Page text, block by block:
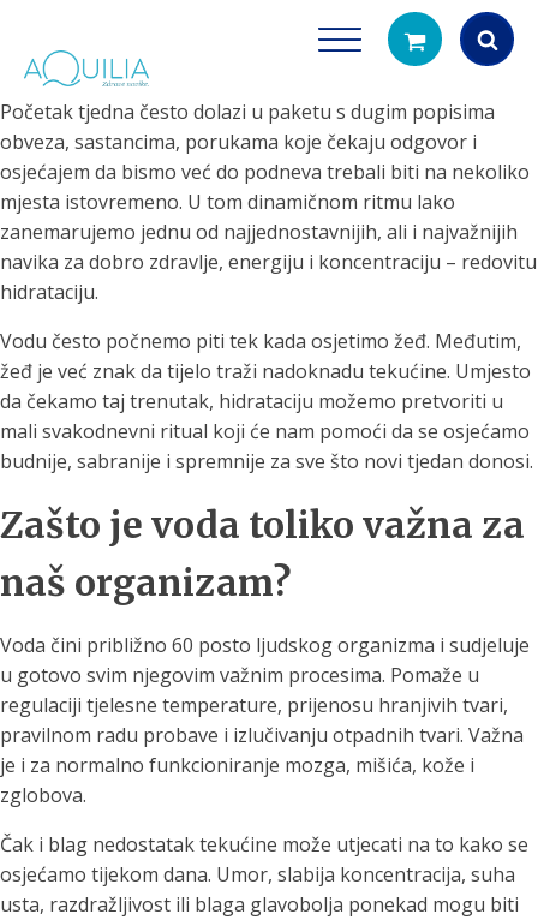
Products
search
Početak tjedna često dolazi u paketu s dugim popisima
obveza, sastancima, porukama koje čekaju odgovor i
osjećajem da bismo već do podneva trebali biti na nekoliko
mjesta istovremeno. U tom dinamičnom ritmu lako
zanemarujemo jednu od najjednostavnijih, ali i najvažnijih
navika za dobro zdravlje, energiju i koncentraciju – redovitu
hidrataciju.
Vodu često počnemo piti tek kada osjetimo žeđ. Međutim,
žeđ je već znak da tijelo traži nadoknadu tekućine. Umjesto
da čekamo taj trenutak, hidrataciju možemo pretvoriti u
mali svakodnevni ritual koji će nam pomoći da se osjećamo
budnije, sabranije i spremnije za sve što novi tjedan donosi.
Zašto je voda toliko važna za
naš organizam?
Voda čini približno 60 posto ljudskog organizma i sudjeluje
u gotovo svim njegovim važnim procesima. Pomaže u
regulaciji tjelesne temperature, prijenosu hranjivih tvari,
pravilnom radu probave i izlučivanju otpadnih tvari. Važna
je i za normalno funkcioniranje mozga, mišića, kože i
zglobova.
Čak i blag nedostatak tekućine može utjecati na to kako se
osjećamo tijekom dana. Umor, slabija koncentracija, suha
usta, razdražljivost ili blaga glavobolja ponekad mogu biti
Tuš glave
filtriranje vode za tuširanje
Vrčevi za
Potpuno prijenosno
čistu vodu za